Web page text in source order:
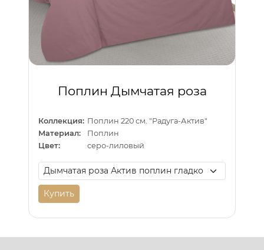
Поплин Дымчатая роза
Коллекция: Поплин 220 см. "Радуга-Актив"
Материал:
Поплин
Цвет:
серо-лиловый
Купить